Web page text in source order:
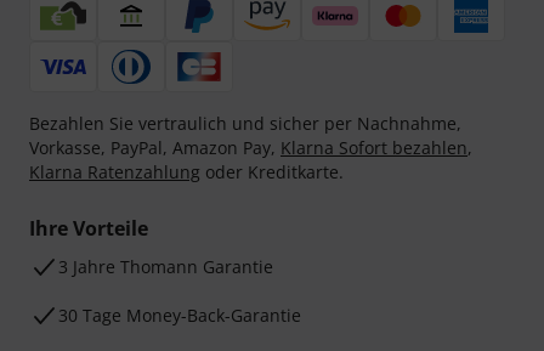
Bezahlen Sie vertraulich und sicher per Nachnahme,
Vorkasse, PayPal, Amazon Pay, Klarna Sofort bezahlen,
Klarna Ratenzahlung oder Kreditkarte.
Ihre Vorteile
3 Jahre Thomann Garantie
30 Tage Money-Back-Garantie